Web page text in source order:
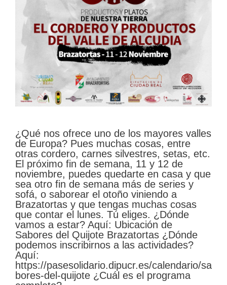
¿Qué nos ofrece uno de los mayores valles
de Europa? Pues muchas cosas, entre
otras cordero, carnes silvestres, setas, etc.
El próximo fin de semana, 11 y 12 de
noviembre, puedes quedarte en casa y que
sea otro fin de semana más de series y
sofá, o saborear el otoño viniendo a
Brazatortas y que tengas muchas cosas
que contar el lunes. Tú eliges. ¿Dónde
vamos a estar? Aquí: Ubicación de
Sabores del Quijote Brazatortas ¿Dónde
podemos inscribirnos a las actividades?
Aquí:
https://pasesolidario.dipucr.es/calendario/sa
bores-del-quijote ¿Cuál es el programa